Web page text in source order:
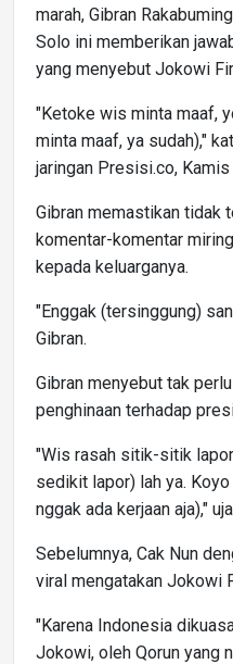
marah, Gibran
Solo ini memberikan
yang menyebut Jokowi
"Ketoke wis minta maaf,
minta maaf, ya sudah),"
jaringan Presisi.co,
Gibran memastikan tidak
komentar-komentar
kepada keluarganya.
"Enggak (tersinggung)
Gibran.
Gibran menyebut tak
penghinaan terhadap
"Wis rasah sitik-sitik
sedikit lapor) lah ya.
nggak ada kerjaan aja),"
Sebelumnya, Cak Nun
viral mengatakan Jokowi
"Karena Indonesia
Jokowi, oleh Qorun yang